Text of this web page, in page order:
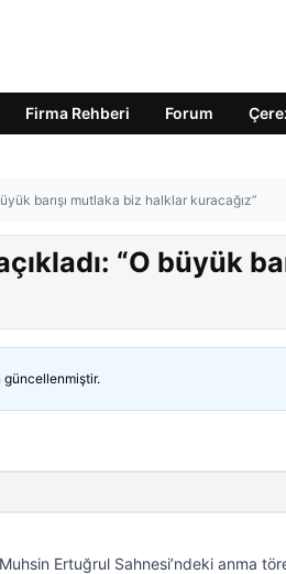
Firma Rehberi Forum
barışı mutlaka biz halklar kuracağız”
“O büyük
güncellenmiştir.
Ertuğrul Sahnesi’ndeki anma